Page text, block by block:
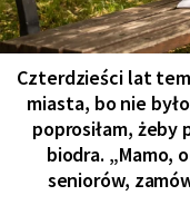
Czterdzieści lat
miasta, bo nie
poprosiłam,
biodra. „Mamo,
seniorów,